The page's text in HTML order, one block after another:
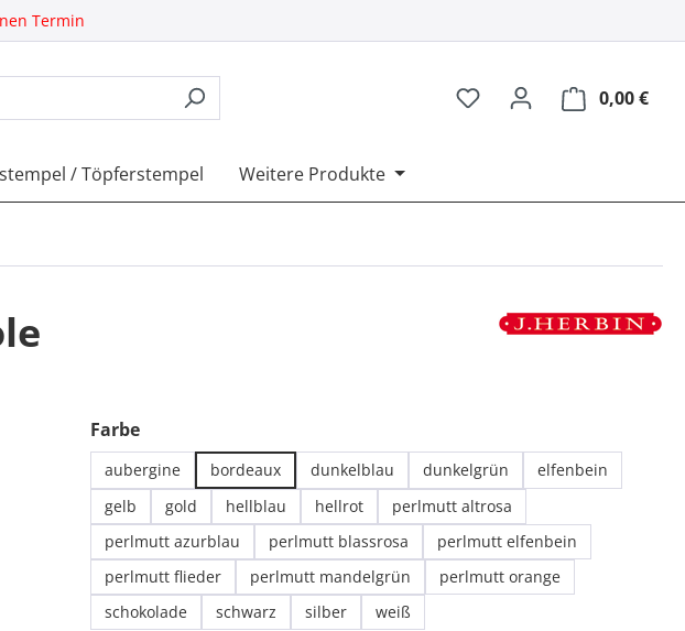
Termin
0,00 €
/ Töpferstempel Weitere Produkte
Farbeauswählen
aubergine bordeaux dunkelblau dunkelgrün
elfenbein
gelb
gold hellblau hellrot
perlmutt altrosa
perlmutt azurblau
perlmutt blassrosa
perlmutt elfenbein
perlmutt flieder
perlmutt mandelgrün
perlmutt orange
schokolade
schwarz silber weiß